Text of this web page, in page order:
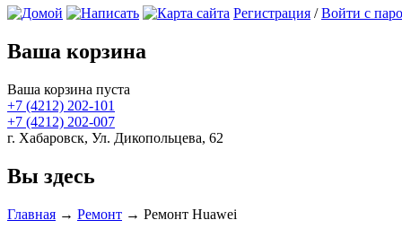
Регистрация /Войти с
Ваша корзина
Ваша корзина пуста
+7 (4212) 202-101
+7 (4212) 202-007
г. Хабаровск, Ул. Дикопольцева, 62
Вы здесь
Главная → Ремонт → Ремонт Huawei